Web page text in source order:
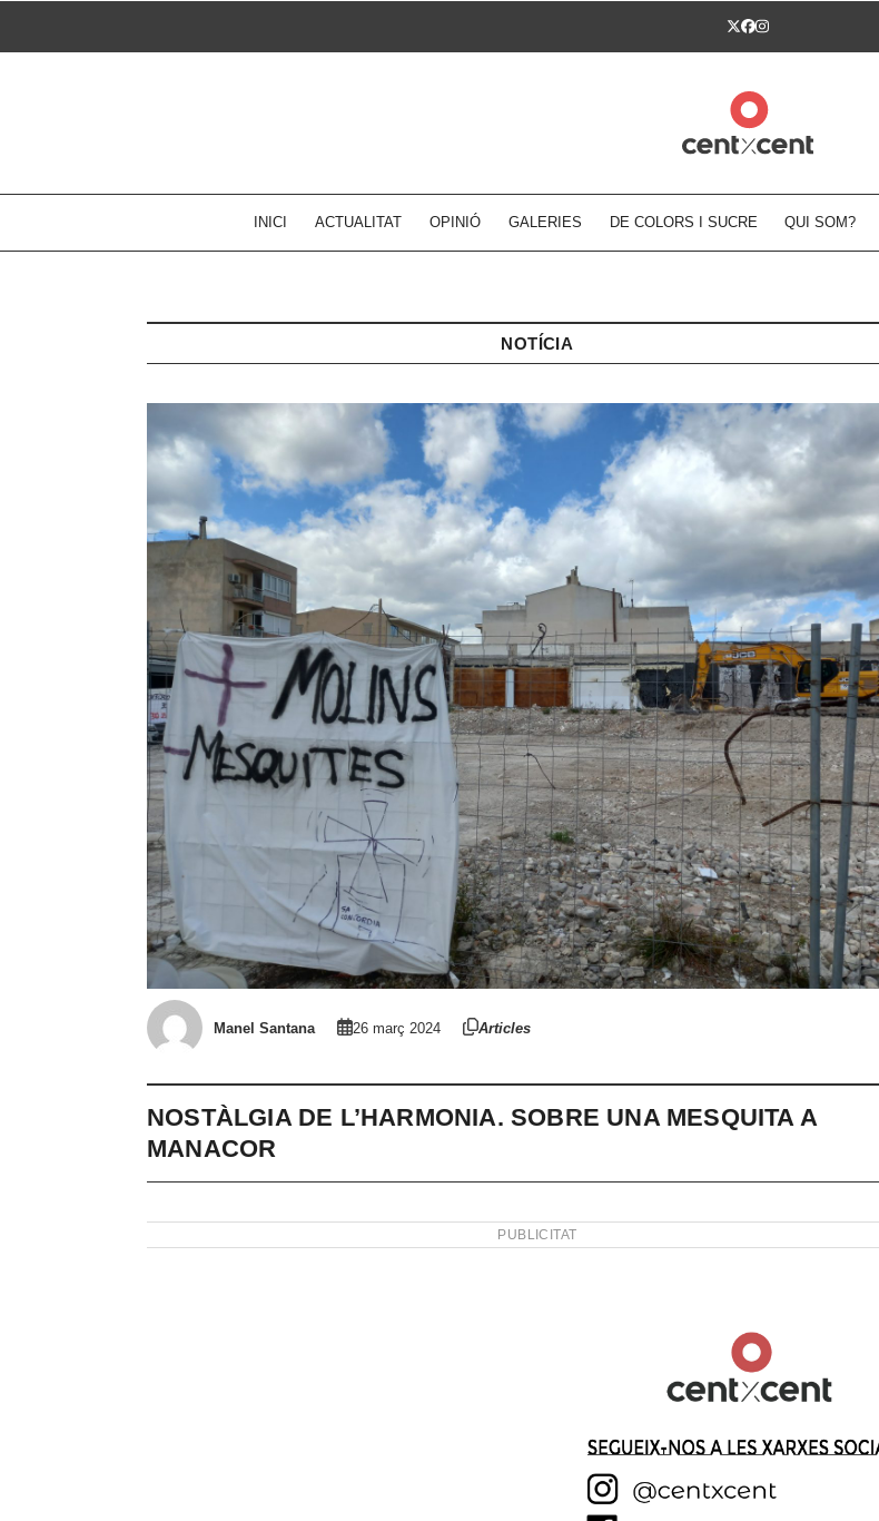
Twitter
Facebook
Instagram
INICI ACTUALITAT OPINIÓ GALERIES DE COLORS I SUCRE QUI SOM?
NOTÍCIA
Manel Santana 26 març 2024 Articles
NOSTÀLGIA DE L’HARMONIA. SOBRE UNA MESQUITA A
MANACOR
PUBLICITAT